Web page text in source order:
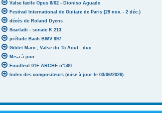
Valse facile Opus 8/02 - Dioniso Aguado
Festival International de Guitare de Paris (29 nov. - 2 déc.)
décès de Roland Dyens
Scarlatti - sonate K 213
prélude Bach BWV 997
Giblet Marc ; Valse du 15 Aout . duo .
Misa à jour
Fouilleul 01F ARCHE n°500
Index des compositeurs (mise à jour le 03/06/2026)